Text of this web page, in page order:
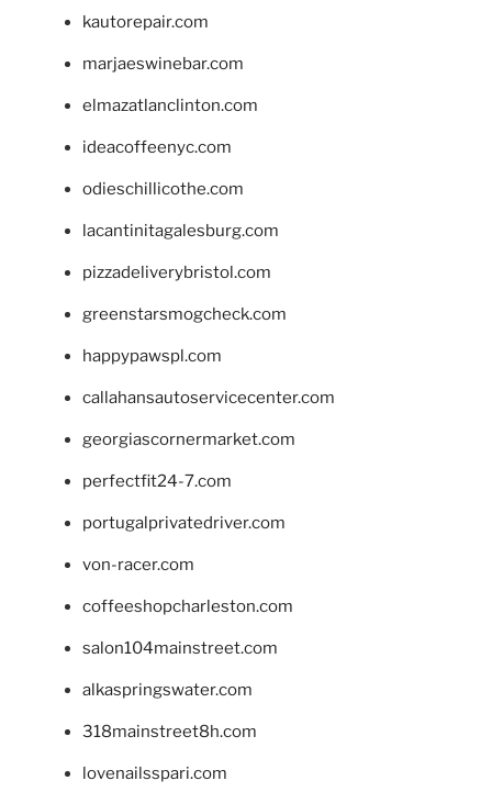
kautorepair.com
marjaeswinebar.com
elmazatlanclinton.com
ideacoffeenyc.com
odieschillicothe.com
lacantinitagalesburg.com
pizzadeliverybristol.com
greenstarsmogcheck.com
happypawspl.com
callahansautoservicecenter.com
georgiascornermarket.com
perfectfit24-7.com
portugalprivatedriver.com
von-racer.com
coffeeshopcharleston.com
salon104mainstreet.com
alkaspringswater.com
318mainstreet8h.com
lovenailsspari.com